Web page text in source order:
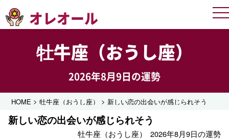
オレオール
牡牛座（おうし座）
2026年8月9日の運勢
HOME >牡牛座（おうし座） > 新しい恋の出会いが感じられそう
新しい恋の出会いが感じられそう
牡牛座（おうし座） 2026年8月9日の運勢